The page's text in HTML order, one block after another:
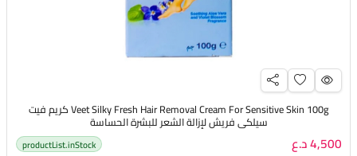
Veet Silky Fresh Hair Removal Cream For Sensitive Skin 100g كريم فيت
سيلكي فريش لإزالة الشعر للبشرة الحساسة
4,500 د.ع productList.inStock